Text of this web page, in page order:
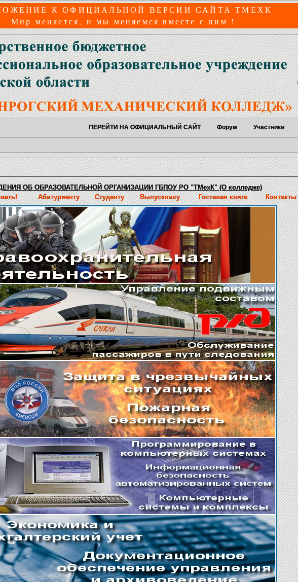
К ОФИЦИАЛЬНОЙ ВЕРСИИ САЙТА ТМЕХК
Мир меняется, и мы меняемся вместе с ним !
ПЕРЕЙТИ НА ОФИЦИАЛЬНЫЙ САЙТ Форум Участники
ОБ ОБРАЗОВАТЕЛЬНОЙ ОРГАНИЗАЦИИ ГБПОУ РО "ТМехК" (О колледже)
Абитуриенту Студенту Выпускнику Гостевая книга Контакты